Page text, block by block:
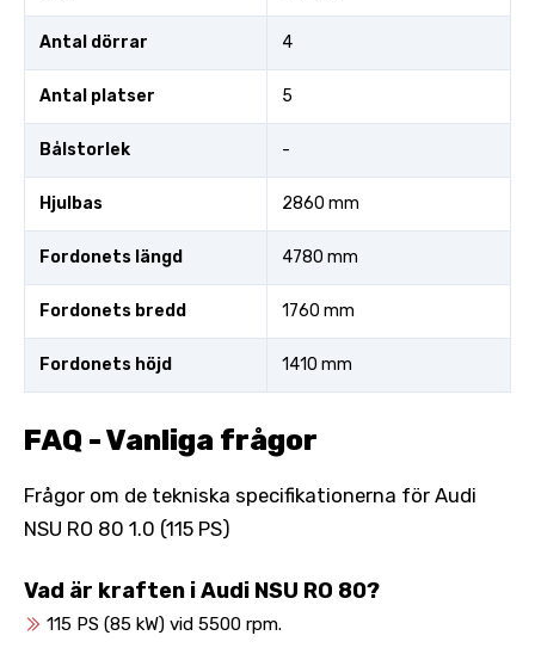
Antal dörrar 4
Antal platser 5
Bålstorlek -
Hjulbas 2860 mm
Fordonets längd 4780 mm
Fordonets bredd 1760 mm
Fordonets höjd 1410 mm
FAQ - Vanliga frågor
Frågor om de tekniska specifikationerna för Audi
NSU RO 80 1.0 (115 PS)
Vad är kraften i Audi NSU RO 80?
115 PS (85 kW) vid 5500 rpm.